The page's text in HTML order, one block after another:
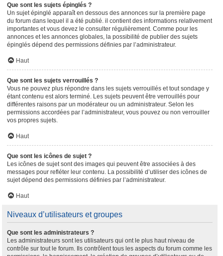
Que sont les sujets épinglés ?
Un sujet épinglé apparaît en dessous des annonces sur la première page
du forum dans lequel il a été publié. il contient des informations relativement
importantes et vous devez le consulter régulièrement. Comme pour les
annonces et les annonces globales, la possibilité de publier des sujets
épinglés dépend des permissions définies par l’administrateur.
Haut
Que sont les sujets verrouillés ?
Vous ne pouvez plus répondre dans les sujets verrouillés et tout sondage y
étant contenu est alors terminé. Les sujets peuvent être verrouillés pour
différentes raisons par un modérateur ou un administrateur. Selon les
permissions accordées par l’administrateur, vous pouvez ou non verrouiller
vos propres sujets.
Haut
Que sont les icônes de sujet ?
Les icônes de sujet sont des images qui peuvent être associées à des
messages pour refléter leur contenu. La possibilité d’utiliser des icônes de
sujet dépend des permissions définies par l’administrateur.
Haut
Niveaux d’utilisateurs et groupes
Que sont les administrateurs ?
Les administrateurs sont les utilisateurs qui ont le plus haut niveau de
contrôle sur tout le forum. Ils contrôlent tous les aspects du forum comme les